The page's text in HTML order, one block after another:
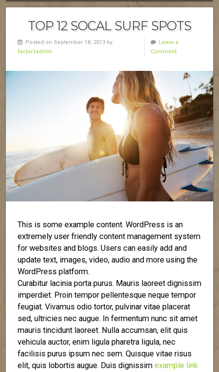
TOP 12 SOCAL SURF SPOTS
Posted on September 18, 2013 by
factor1admin
Leave a
Comment
This is some example content. WordPress is an
extremely user friendly content management system
for websites and blogs. Users can easily add and
update text, images, video, audio and more using the
WordPress platform.
Curabitur lacinia porta purus. Mauris laoreet dignissim
imperdiet. Proin tempor pellentesque neque tempor
feugiat. Vivamus odio tortor, pulvinar vitae placerat
sed, ultricies nec augue. In fermentum nunc sit amet
mauris tincidunt laoreet. Nulla accumsan, elit quis
vehicula auctor, enim ligula pharetra ligula, nec
facilisis purus ipsum nec sem. Quisque vitae risus
elit, quis lobortis augue. Duis dignissim example link